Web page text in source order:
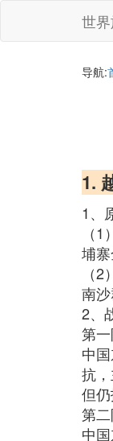
世
导航:
1.
1、
（
埔
（
南
2、
第
中
抗
但
第
中